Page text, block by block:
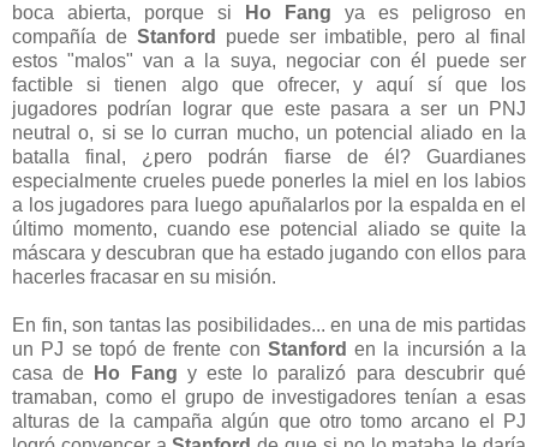
boca abierta, porque si
Ho Fang ya es peligroso en
compañía de Stanford
puede ser imbatible, pero al final
estos "malos" van a la suya, negociar con él puede ser
factible si tienen algo que ofrecer, y aquí sí que los
jugadores podrían lograr que este pasara a ser un PNJ
neutral o, si se lo curran mucho, un potencial aliado en la
batalla final, ¿pero podrán fiarse de él? Guardianes
especialmente crueles puede ponerles la miel en los labios
a los jugadores para luego apuñalarlos por la espalda en el
último momento, cuando ese potencial aliado se quite la
máscara y descubran que ha estado jugando con ellos para
hacerles fracasar en su misión.
En fin, son tantas las posibilidades... en una de mis partidas
un PJ se topó de frente con Stanford en la incursión a la
casa de
Ho Fang y este lo paralizó para descubrir qué
tramaban, como el grupo de investigadores tenían a esas
alturas de la campaña algún que otro tomo arcano el PJ